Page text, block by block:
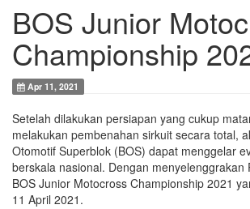
BOS Junior
Championship
Apr 11, 2021
Setelah dilakukan persiapan yang cukup
melakukan pembenahan sirkuit secara total,
Otomotif Superblok (BOS) dapat menggelar
berskala nasional. Dengan menyelenggrakan
BOS Junior Motocross Championship 2021
11 April 2021.